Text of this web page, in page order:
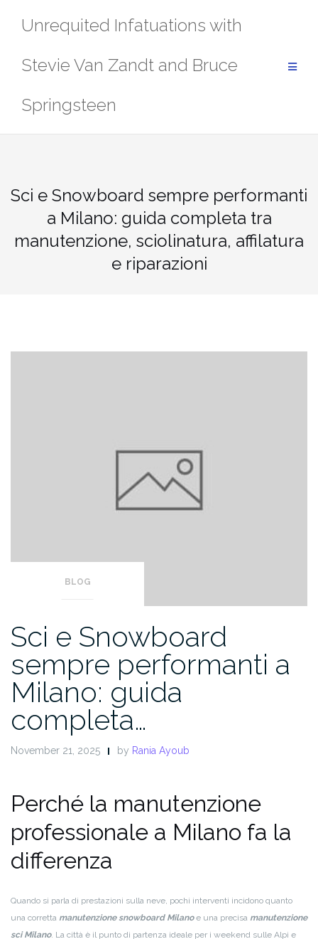
Unrequited Infatuations with
Stevie Van Zandt and Bruce
Springsteen
Sci e Snowboard sempre performanti
a Milano: guida completa tra
manutenzione, sciolinatura, affilatura
e riparazioni
BLOG
Sci e Snowboard
sempre performanti a
Milano: guida
completa…
November 21, 2025 by Rania Ayoub
Perché la manutenzione
professionale a Milano fa la
differenza
Quando si parla di prestazioni sulla neve, pochi interventi incidono quanto
una corretta manutenzione snowboard Milanoe una precisa manutenzione
sci Milano. La città è il punto di partenza ideale per i weekend sulle Alpi e